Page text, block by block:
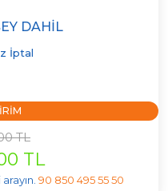
DAHIL
İptal
TL
TL
90 850 495 55 50